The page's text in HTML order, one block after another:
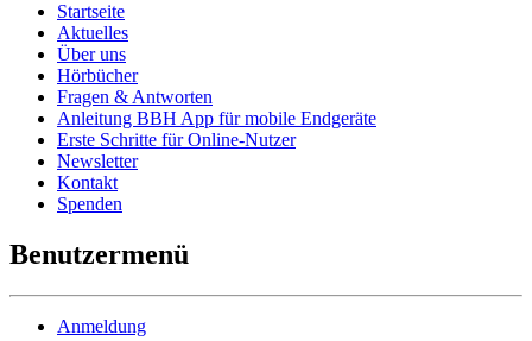
Startseite
Aktuelles
Über uns
Hörbücher
Fragen & Antworten
Anleitung BBH App für mobile Endgeräte
Erste Schritte für Online-Nutzer
Newsletter
Kontakt
Spenden
Benutzermenü
Anmeldung